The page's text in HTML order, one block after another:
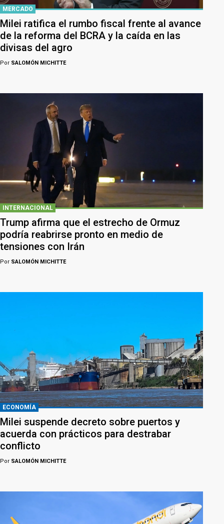
MERCADO
Milei ratifica el rumbo fiscal frente al avance
de la reforma del BCRA y la caída en las
divisas del agro
Por SALOMÓN MICHITTE
INTERNACIONAL
Trump afirma que el estrecho de Ormuz
podría reabrirse pronto en medio de
tensiones con Irán
Por SALOMÓN MICHITTE
ECONOMÍA
Milei suspende decreto sobre puertos y
acuerda con prácticos para destrabar
conflicto
Por SALOMÓN MICHITTE